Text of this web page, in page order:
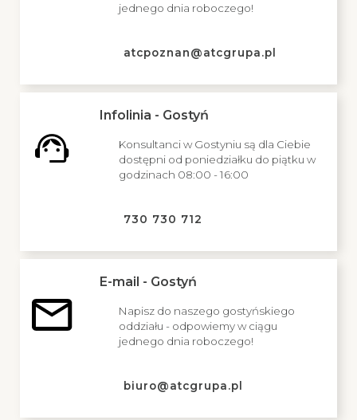
jednego dnia roboczego!
atcpoznan@atcgrupa.pl
Infolinia - Gostyń
Konsultanci w Gostyniu są dla Ciebie
dostępni od poniedziałku do piątku w
godzinach 08:00 - 16:00
730 730 712
E-mail - Gostyń
Napisz do naszego gostyńskiego
oddziału - odpowiemy w ciągu
jednego dnia roboczego!
biuro@atcgrupa.pl